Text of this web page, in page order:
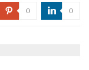
d 0 j 0